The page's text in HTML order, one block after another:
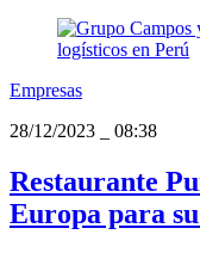
Empresas
28/12/2023
08:38
Restaurante
Europa para